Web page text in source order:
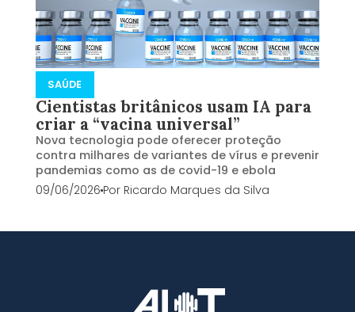
SAÚDE
Cientistas britânicos usam IA para
criar a “vacina universal”
Nova tecnologia pode oferecer proteção
contra milhares de variantes de vírus e prevenir
pandemias como as de covid-19 e ebola
09/06/2026Por Ricardo Marques da Silva